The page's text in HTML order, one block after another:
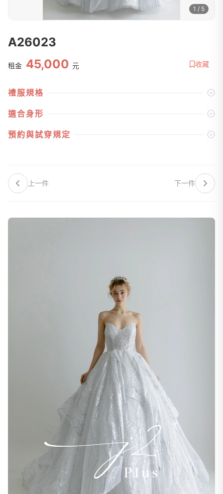
1 / 5
A26023
租金 45,000 元 收藏
禮服規格
適合身形
預約與試穿規定
上一件 下一件